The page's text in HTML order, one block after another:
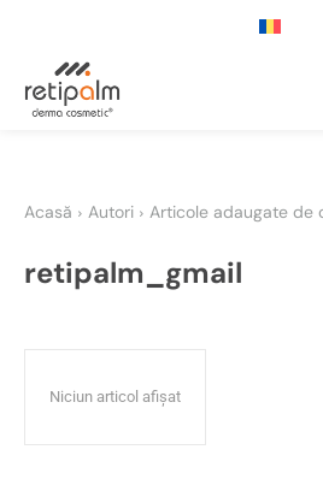
Acasă Autori Articole adaugate de
retipalm_gmail
Niciun articol afișat